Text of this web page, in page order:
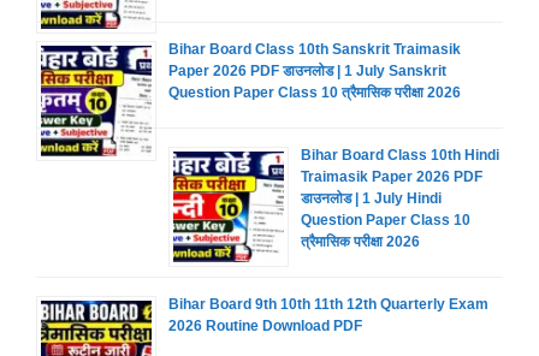
Bihar Board Class 10th Sanskrit Traimasik
Paper 2026 PDF डाउनलोड | 1 July Sanskrit
Question Paper Class 10 त्रैमासिक परीक्षा 2026
Bihar Board Class 10th Hindi
Traimasik Paper 2026 PDF
डाउनलोड | 1 July Hindi
Question Paper Class 10
त्रैमासिक परीक्षा 2026
Bihar Board 9th 10th 11th 12th Quarterly Exam
2026 Routine Download PDF